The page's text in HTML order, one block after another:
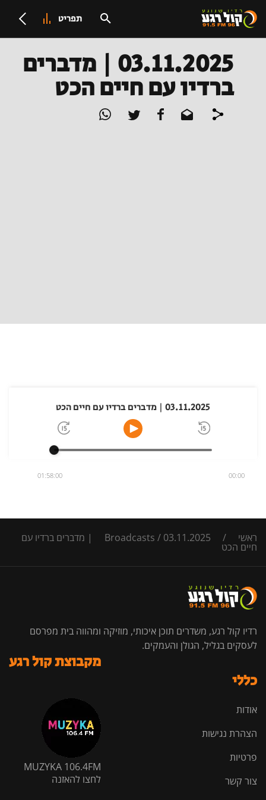
תפריט
03.11.2025 | מדברים
ברדיו עם חיים הכט
03.11.2025 | מדברים ברדיו עם חיים הכט
00:00
01:58:00
ראשי /
Broadcasts / 03.11.2025 | מדברים ברדיו עם
חיים הכט
רדיו קול רגע, משדרים תוכן איכותי, מוזיקה ומהווה בית מפרסם
לעסקים בגליל, הגולן והעמקים.
כללי
אודות
הצהרת נגישות
פרטיות
צור קשר
מקבוצת קול רגע
MUZYKA 106.4FM
לחצו להאזנה